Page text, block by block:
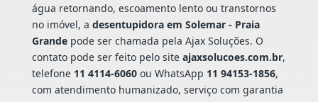
água retornando, escoamento lento ou transtornos
no imóvel, a desentupidora em Solemar - Praia
Grandepode ser chamada pela Ajax Soluções. O
contato pode ser feito pelo site ajaxsolucoes.com.br,
telefone 11 4114-6060ou WhatsApp 11 94153-1856,
com atendimento humanizado, serviço com garantia